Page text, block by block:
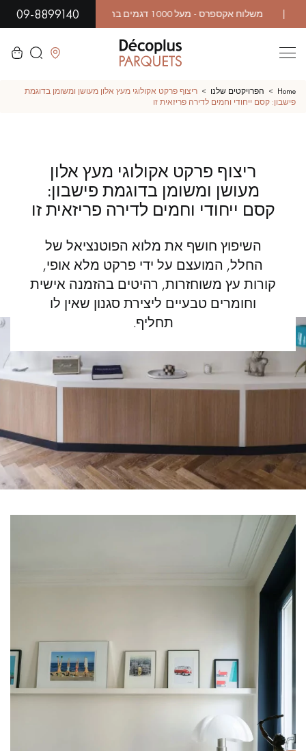
09-8899140
לסגור
פרקט גושני פרקט רב שכבתי
WOOD VENEER FLOORING פרקט עם דפוס
פרקט גימור שמן פרקט גולמי
פרקט מיושן פרקט עץ אלון מעושן
אביזרי לפרקט
09-8899140
המומחים שלנו עומדים לרשותכם כדי להדריך אותכם
שלב אחר שלב בבחירה ובהתקנה של הפרקט שלכם.
קבל שיחה חוזרת מיועץ של דקופלוס פרקטים.
Home הפרויקטים שלנו
ריצוף פרקט אקולוגי מעץ אלון מעושן ומשומן בדוגמת
פישבון: קסם ייחודי וחמים לדירה פריזאית זו
ריצוף פרקט אקולוגי מעץ אלון
מעושן ומשומן בדוגמת פישבון:
קסם ייחודי וחמים לדירה פריזאית זו
השיפוץ חושף את מלוא הפוטנציאל של
החלל, המועצם על ידי פרקט מלא אופי,
קורות עץ משוחזרות, רהיטים בהזמנה אישית
וחומרים טבעיים ליצירת סגנון שאין לו
תחליף.